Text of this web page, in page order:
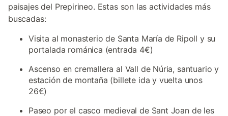
paisajes del Prepirineo. Estas son las actividades más
buscadas:
Visita al monasterio de Santa María de Ripoll y su
portalada románica (entrada 4€)
Ascenso en cremallera al Vall de Núria, santuario y
estación de montaña (billete ida y vuelta unos
26€)
Paseo por el casco medieval de Sant Joan de les